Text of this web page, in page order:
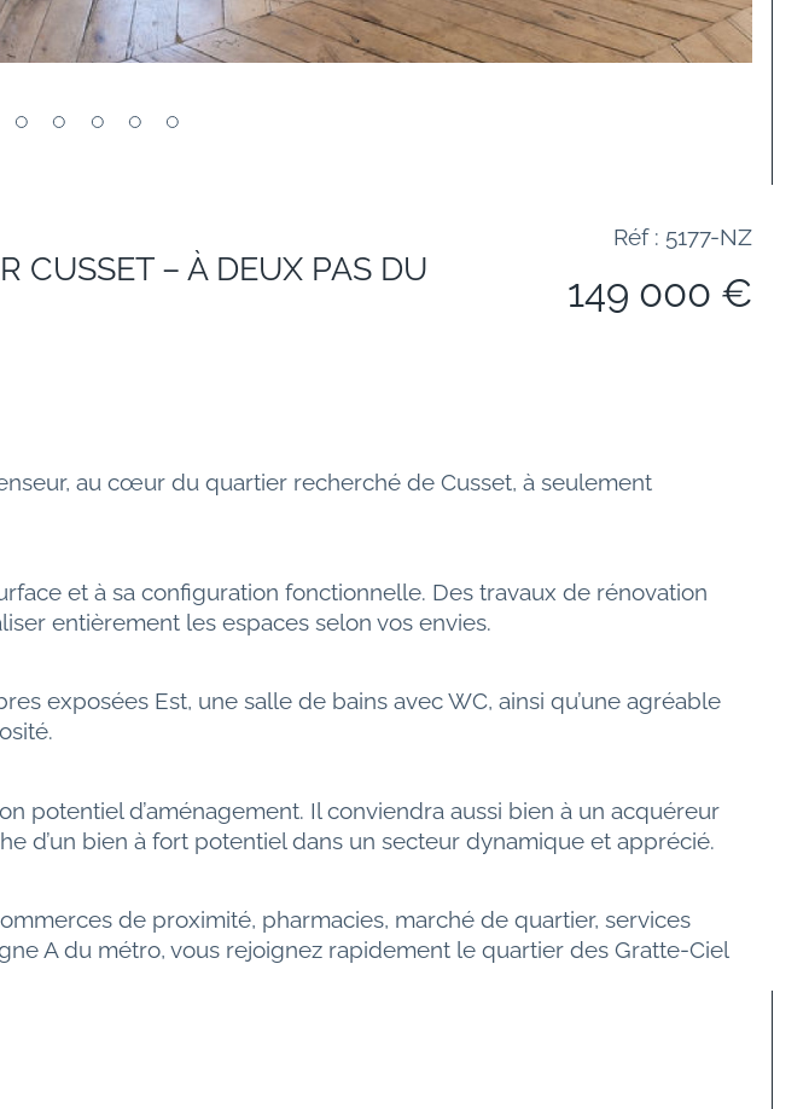
CUSSET – À DEUX PAS DU
Réf : 5177-NZ
149 000 €
au cœur du quartier recherché de Cusset, à seulement
et à sa configuration fonctionnelle. Des travaux de rénovation
entièrement les espaces selon vos envies.
exposées Est, une salle de bains avec WC, ainsi qu’une agréable
potentiel d’aménagement. Il conviendra aussi bien à un acquéreur
d’un bien à fort potentiel dans un secteur dynamique et apprécié.
de proximité, pharmacies, marché de quartier, services
A du métro, vous rejoignez rapidement le quartier des Gratte-Ciel